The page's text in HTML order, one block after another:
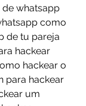
de whatsapp
como
de tu pareja
hackear
hackear o
para hackear
um